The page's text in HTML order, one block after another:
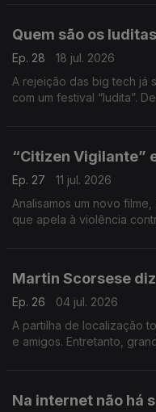
Quem são os
Ep. 28
18 jul. 2026
A rejeição das big tech já
com um festival “ludita”.
“Citizen Vigilante”
Ep. 27
11 jul. 2026
Analisamos um novo
que apela à violência
Martin Scorsese
Ep. 26
04 jul. 2026
A partilha de localização
e amigos. Entretanto,
Na internet não há